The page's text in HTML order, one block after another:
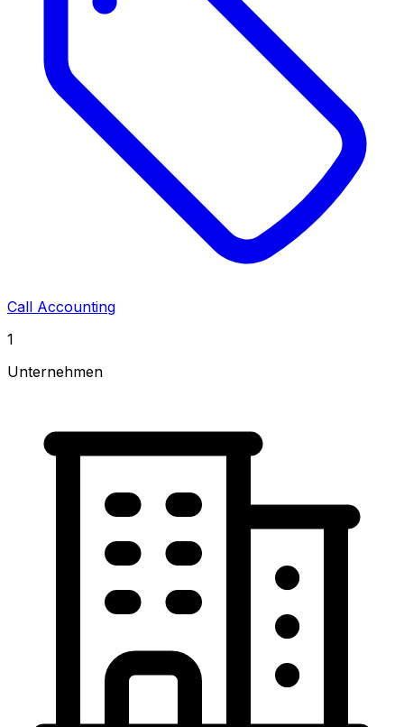
Call Accounting
1
Unternehmen